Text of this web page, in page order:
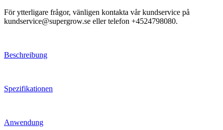
För ytterligare frågor, vänligen kontakta vår kundservice på
kundservice@supergrow.se eller telefon +4524798080.
Beschreibung
Spezifikationen
Anwendung